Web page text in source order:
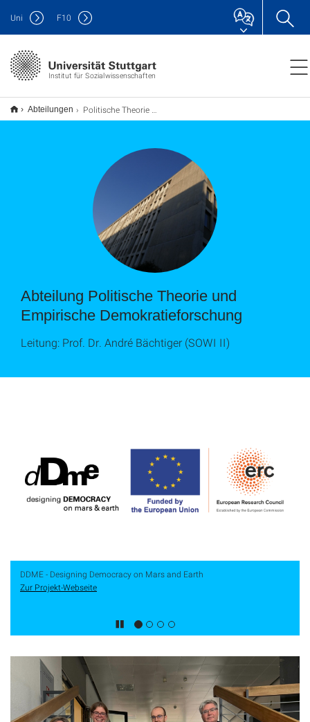
Institut für Sozialwissenschaften
Uni F10
Abteilungen Politische Theorie und Empirische Demokratieforschung
Abteilung Politische Theorie und
Empirische Demokratieforschung
Leitung: Prof. Dr. André Bächtiger (SOWI II)
DDME - Designing Democracy on Mars and Earth
Zur Projekt-Webseite